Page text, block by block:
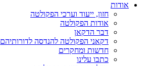
אודות
חזון, ייעוד וערכי הפקולטה
אודות הפקולטה
דבר הדקאן
דקאני הפקולטה להנדסה לדורותיהם
חדשות ומחקרים
כתבו עלינו